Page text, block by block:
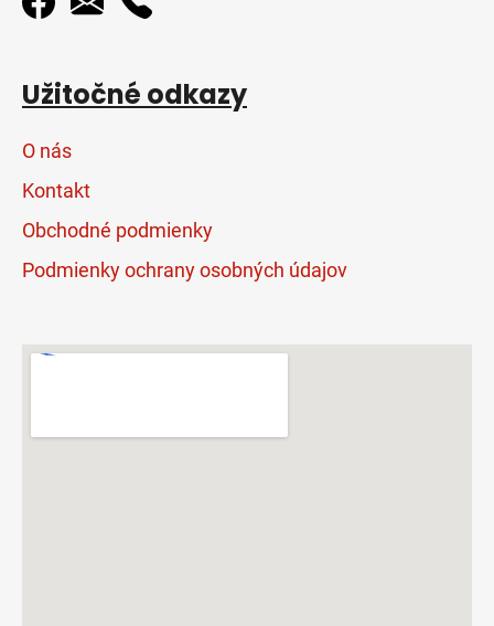
Užitočné odkazy
O nás
Kontakt
Obchodné podmienky
Podmienky ochrany osobných údajov